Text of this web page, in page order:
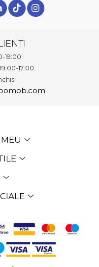
19:00
17:00